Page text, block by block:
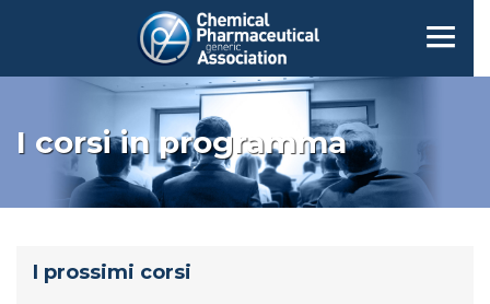
I corsi in programma
I prossimi corsi